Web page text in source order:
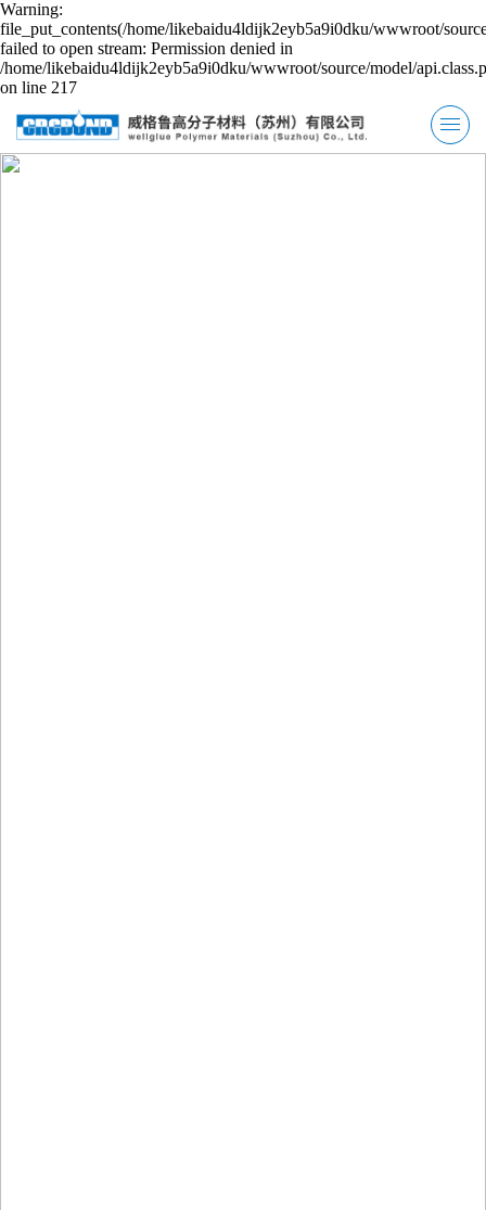
Warning:
file_put_contents(/home/likebaidu4ldijk2eyb5a9i0dku/wwwroot/
failed to open stream: Permission denied in
/home/likebaidu4ldijk2eyb5a9i0dku/wwwroot/source/model/
on line 217